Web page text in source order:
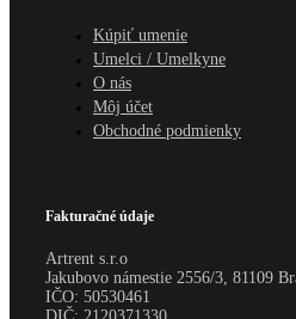
Kúpiť umenie
Umelci / Umelkyne
O nás
Môj účet
Obchodné podmienky
Fakturačné údaje
Artrent s.r.o
Jakubovo námestie 2556/3, 81109
IČO: 50530461